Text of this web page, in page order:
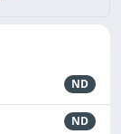
ND
ND